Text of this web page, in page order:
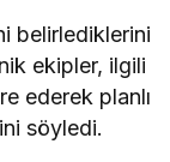
belirlediklerini
ekipler, ilgili
ederek planlı
söyledi.